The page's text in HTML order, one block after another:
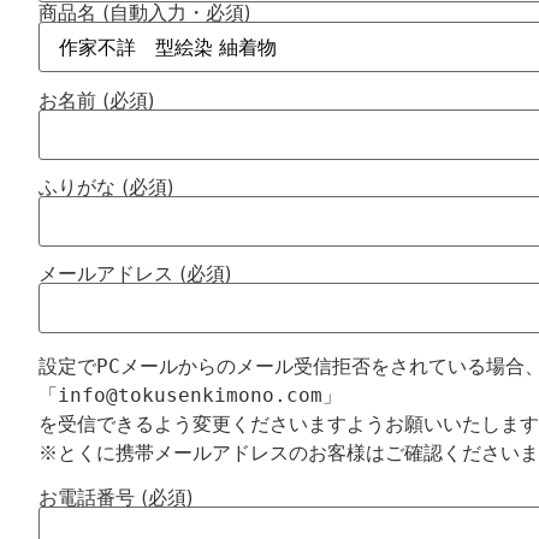
商品名 (自動入力・必須)
お名前 (必須)
ふりがな (必須)
メールアドレス (必須)
設定でPCメールからのメール受信拒否をされている場合
「info@tokusenkimono.com」
を受信できるよう変更くださいますようお願いいたしま
お電話番号 (必須)